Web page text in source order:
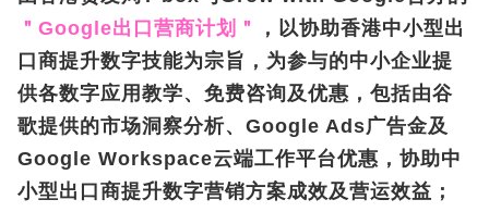
＂Google出口营商计划＂
，以协助香港中小型出
口商提升数字技能为宗旨，为参与的中小企业提
供各数字应用教学、免费咨询及优惠，包括由谷
歌提供的市场洞察分析、Google Ads广告金及
Google Workspace云端工作平台优惠，协助中
小型出口商提升数字营销方案成效及营运效益；